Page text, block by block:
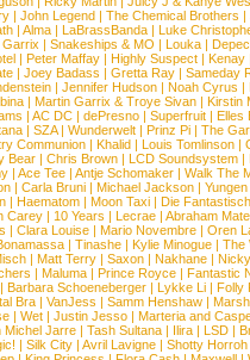
| John Legend | The Chemical Brothers |
| Alma| LaBrassBanda| Luke
Garrix | Snakeships & MO | Louka |
| Peter Maffay | Highly Suspect | Kenay
| Joey Badass | Gretta Ray| Sameday
| Jennifer Hudson| Noah Cyrus |
| Martin Garrix & Troye Sivan | Kirstin
| AC DC| dePresno| Superfruit| Elles
| SZA| Wunderwelt| Prinz Pi| The
Communion | Khalid | Louis Tomlinson |
Bear | Chris Brown | LCD Soundsystem |
| Ace Tee | Antje Schomaker | Walk The
| Carla Bruni| Michael Jackson| Yungen
| Haematom| Moon Taxi| Die
Carey | 10 Years | Lecrae | Abraham
| Clara Louise| Mario Novembre| Oren
| Tinashe | Kylie Minogue | The
| Matt Terry| Saxon| Nakhane|
| Maluma | Prince Royce | Fantastic
Barbara Schoeneberger| Lykke Li| Folly
Bra| VanJess | Samm Henshaw|
| Wet| Justin Jesso| Marteria and
Michel Jarre| Tash Sultana| Ilira| LSD|
| Silk City | Avril Lavigne | Shotty Horroh